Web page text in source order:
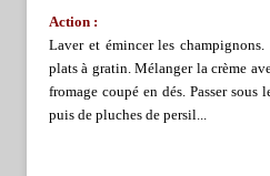
Action :
Laver et émincer les
plats à gratin. Mélanger la crème
fromage coupé en dés. Passer
puis de pluches de persil...